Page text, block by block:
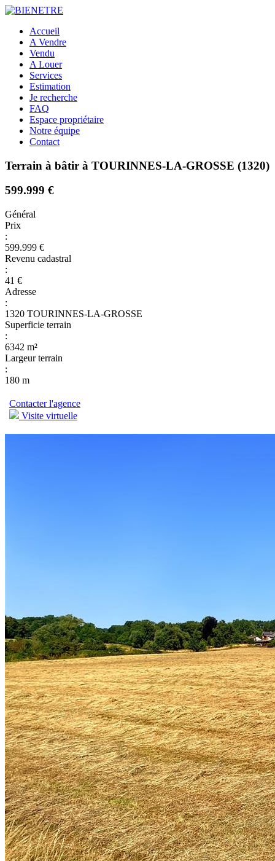
Accueil
A Vendre
Vendu
A Louer
Services
Estimation
Je recherche
FAQ
Espace propriétaire
Notre équipe
Contact
Terrain à bâtir à TOURINNES-LA-GROSSE (1320)
599.999 €
Général
Prix
:
599.999 €
Revenu cadastral
:
41 €
Adresse
:
1320 TOURINNES-LA-GROSSE
Superficie terrain
:
6342 m²
Largeur terrain
:
180 m
Contacter l'agence
Visite virtuelle